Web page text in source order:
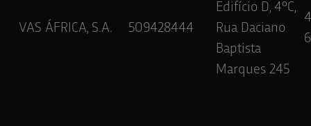
VAS ÁFRICA, S.A. 509428444
Edifício D, 4ºC,
Rua Daciano
Baptista
Marques 245